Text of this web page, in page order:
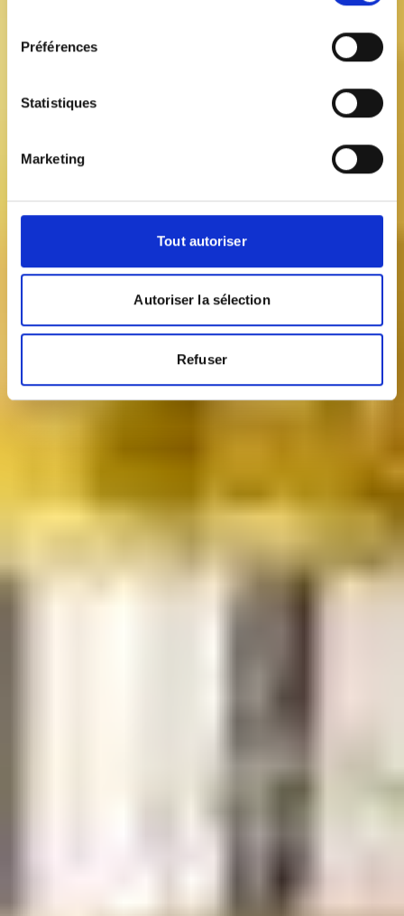
Préférences
Statistiques
Marketing
Tout autoriser
Autoriser la sélection
Refuser